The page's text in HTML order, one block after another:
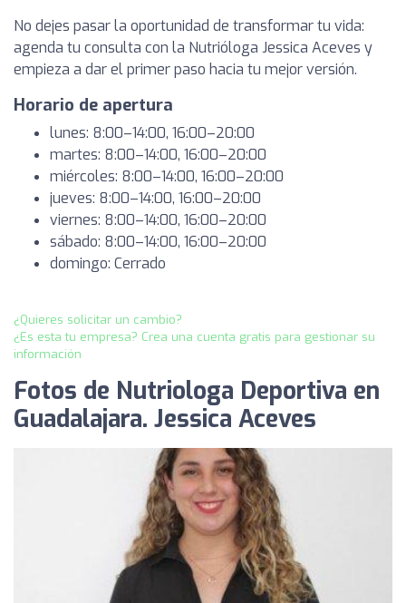
No dejes pasar la oportunidad de transformar tu vida:
agenda tu consulta con la Nutrióloga Jessica Aceves y
empieza a dar el primer paso hacia tu mejor versión.
Horario de apertura
lunes: 8:00–14:00, 16:00–20:00
martes: 8:00–14:00, 16:00–20:00
miércoles: 8:00–14:00, 16:00–20:00
jueves: 8:00–14:00, 16:00–20:00
viernes: 8:00–14:00, 16:00–20:00
sábado: 8:00–14:00, 16:00–20:00
domingo: Cerrado
¿Quieres solicitar un cambio?
¿Es esta tu empresa? Crea una cuenta gratis para gestionar su
información
Fotos de Nutriologa Deportiva en
Guadalajara. Jessica Aceves